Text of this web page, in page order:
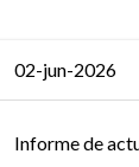
02-jun-2026
Informe de